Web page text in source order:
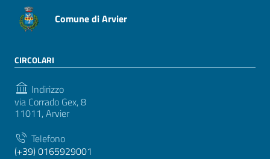
Comune di Arvier
CIRCOLARI
Indirizzo
via Corrado Gex, 8
11011, Arvier
Telefono
(+39) 0165929001